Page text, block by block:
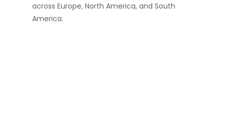
across Europe, North America, and South
America.